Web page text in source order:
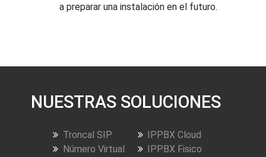
a preparar una instalación en el futuro.
NUESTRAS SOLUCIONES
Troncal SIP
Número Virtual
IPPBX Cloud
IPPBX Fisico